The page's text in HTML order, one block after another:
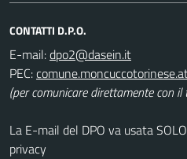
CONTATTI D.P.O.
E-mail:dpo2@dasein.it
PEC:
(per comunicare direttamente con
La E-mail del DPO va usata
privacy